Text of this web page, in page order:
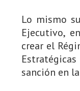
Lo mismo
Ejecutivo,
crear el
sanción en